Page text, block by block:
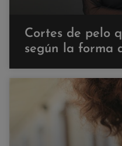
Cortes de pelo
según la forma